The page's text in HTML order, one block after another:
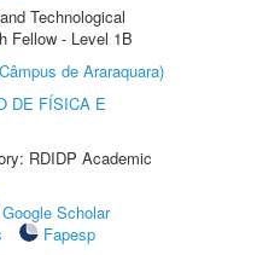
Technological
Fellow - Level 1B
de Araraquara)
DE FÍSICA E
RDIDP Academic
Google Scholar
Fapesp